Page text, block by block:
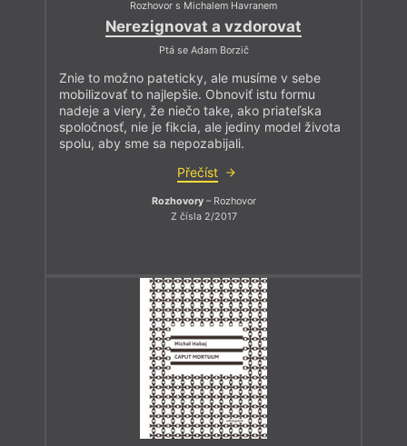
Rozhovor s Michalem Havranem
Nerezignovat a vzdorovat
Ptá se Adam Borzič
Znie to možno pateticky, ale musíme v sebe
mobilizovať to najlepšie. Obnoviť istu formu
nadeje a viery, že niečo take, ako priateľska
spoločnosť, nie je fikcia, ale jediny model života
spolu, aby sme sa nepozabijali.
Přečíst
Rozhovory– Rozhovor
Z čísla 2/2017